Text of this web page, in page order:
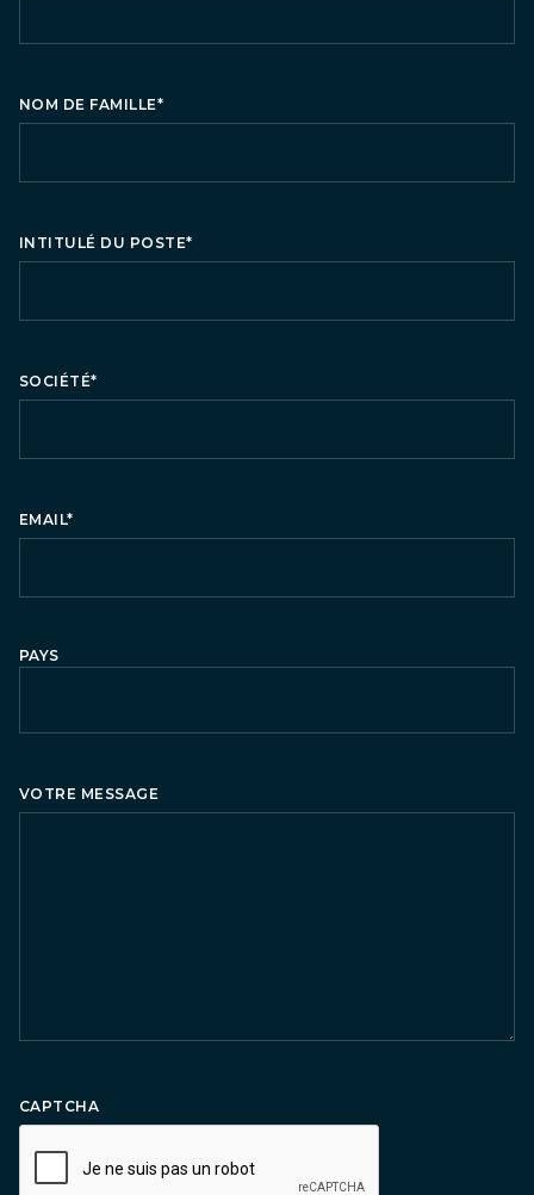
NOM DE FAMILLE*
INTITULÉ DU POSTE*
SOCIÉTÉ*
EMAIL*
PAYS
VOTRE MESSAGE
CAPTCHA